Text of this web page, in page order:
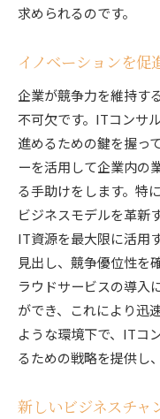
求められるのです。
イノベーションを
企業が競争力を維持す
不可欠です。ITコンサ
進めるための鍵を握っ
ーを活用して企業内の
る手助けをします。特
ビジネスモデルを革新
IT資源を最大限に活用
見出し、競争優位性を
ラウドサービスの導入
ができ、これにより迅
ような環境下で、ITコ
るための戦略を提供し
新しいビジネスチャ